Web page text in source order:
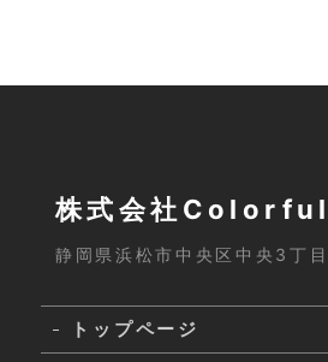
株式会社
静岡県浜松市中央区中央3丁
トップページ